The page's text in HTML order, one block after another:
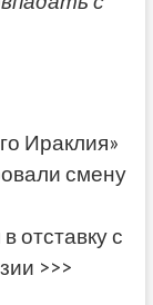
Ираклия»
смену
отставку с
>>>